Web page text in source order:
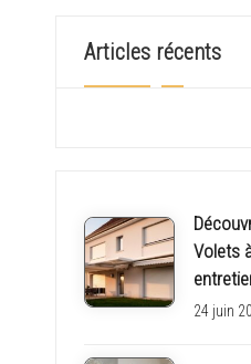
o
n
i
n
o
Articles récents
Volets
24 juin